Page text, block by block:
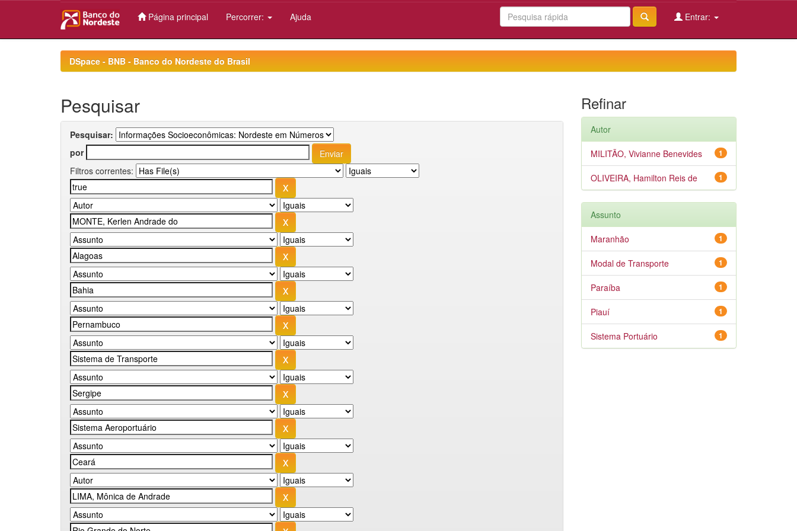
Página principal Percorrer: Ajuda Entrar:
DSpace - BNB - Banco do Nordeste do Brasil
Pesquisar
Pesquisar:
por
Filtros correntes:
Refinar
Autor
1
MILITÃO, Vivianne Benevides
1
OLIVEIRA, Hamilton Reis de
Assunto
1
Maranhão
1
Modal de Transporte
1
Paraíba
1
Piauí
1
Sistema Portuário